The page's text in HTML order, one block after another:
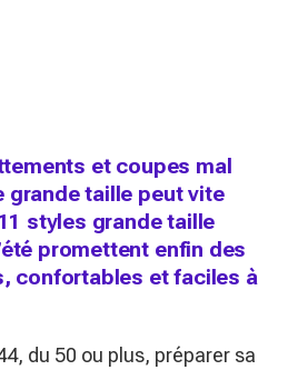
et coupes mal
grande taille peut vite
styles grande taille
promettent enfin des
confortables et faciles à
du 50 ou plus, préparer sa